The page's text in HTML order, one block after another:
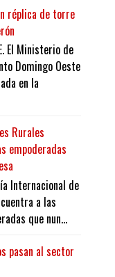
réplica de torre
El Ministerio de
Domingo Oeste
en la
Rurales
empoderadas
Internacional de
a las
que nun...
pasan al sector